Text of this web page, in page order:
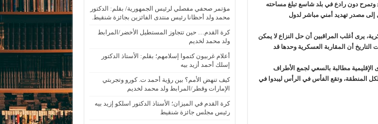
دون رادع في بلد شاسع تبلغ مساحته
إلى مصدر تهديد أمني مباشر لدول
يرى أغلب المراقبين أن حل النزاع لا يمكن
أن المقاربة العسكرية وحدها قد
الإقليمية مطالبة بالسعي لجمع الأطراف
المنطقة، وتقع الفأس في الرأس ليبدوا في
مؤتمر صحفي مفصلي لرئيس الجمهورية/ بقلم: الدكتور
محمد ولد أحظانا رئيس منتدى الفائزين بجائزة شنقيط.
كرة القدم… حين تتجاوز المستطيل الأخضر/المرابط
ولد محمد لخديم
أعلام غربيون كتموا إسلامهم؛ بقلم: الأستاذ الدكتور
إسلك أحمد أزيد بيه
كيف تنهض الأمم؟ بين رؤية أحمد ت. كورو وتجربتي
الإمارات وقطر/المرابط ولد محمد لخديم
كرة القدم في الميزان؛ الأستاذ الدكتور اسلكو إزيد بيه
رئيس مجلس جائزة شنقيط